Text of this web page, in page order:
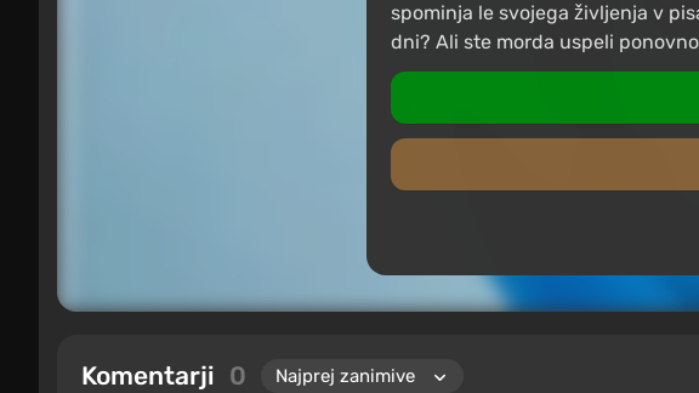
spominja le svojega življenja v
dni? Ali ste morda uspeli
Komentarji 0